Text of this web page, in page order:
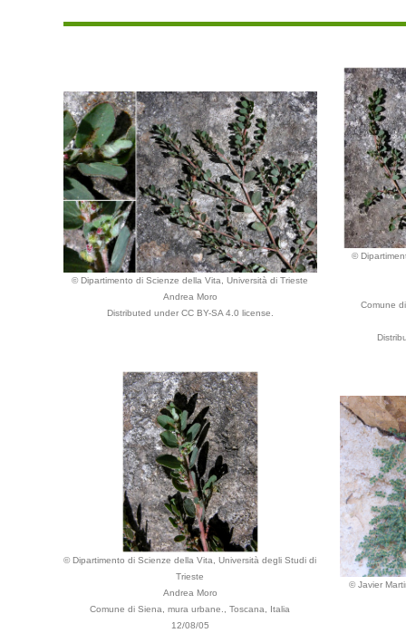
© Dipartimento di Scienze della Vita, Università di Trieste
Andrea Moro
Distributed under CC BY-SA 4.0 license.
©
Comune
© Dipartimento di Scienze della Vita, Università degli Studi di
Trieste
Andrea Moro
Comune di Siena, mura urbane., Toscana, Italia
12/08/05
© Javier